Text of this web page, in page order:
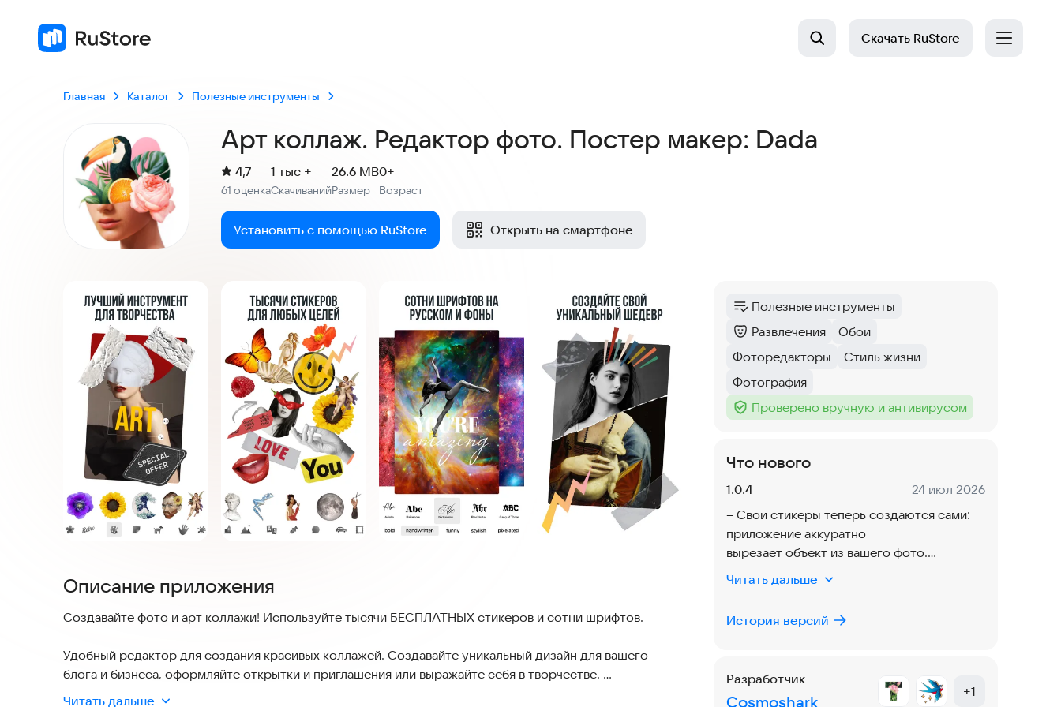
Скачать RuStore
Главная Каталог Полезные инструменты
Арт коллаж. Редактор фото. Постер макер: Dada
Рейтинг:
4,7
61 оценкаСкачиваний
1 тыс +
Размер
26.6 MB
Возраст
0+
Установить с помощью RuStore Открыть на смартфоне
Описание приложения
Создавайте фото и арт коллажи! Используйте тысячи БЕСПЛАТНЫХ стикеров и сотни шрифтов.
Удобный редактор для создания красивых коллажей. Создавайте уникальный дизайн для вашего
блога и бизнеса, оформляйте открытки и приглашения или выражайте себя в творчестве.
Читать дальше
Категория:
Полезные инструменты
Категория :
Развлечения
Тег:
Обои
Тег :
Фоторедакторы
Тег:
Стиль жизни
Тег :
Фотография
Тег :
Проверено вручную и антивирусом
Что нового
Версия:
1.0.4 Дата:
24 июл 2026
– Свои стикеры теперь создаются сами:
приложение аккуратно
вырезает объект из вашего фото.
– Серьёзно прокачали работу с цветом:
выбирайте любой оттенок
– Обновили коллекцию стикеров и фонов.
– Повысили стабильность работы
приложения.
Читать дальше
История версий
Разработчик
Cosmoshark
+1